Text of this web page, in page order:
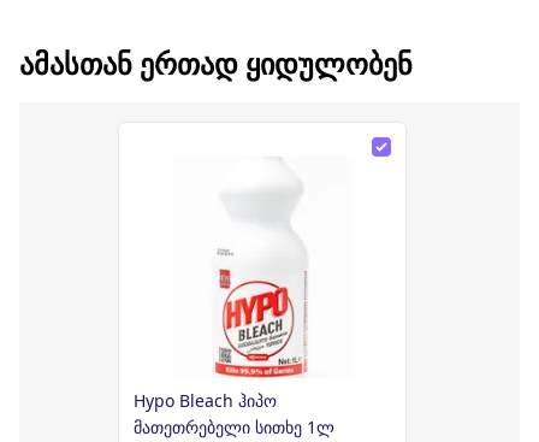
ᲐᲛᲐᲡᲗᲐᲜ ᲔᲠᲗᲐᲓ ᲧᲘᲓᲣᲚᲝᲑᲔᲜ
Hypo Bleach ჰიპო
მათეთრებელი სითხე 1ლ